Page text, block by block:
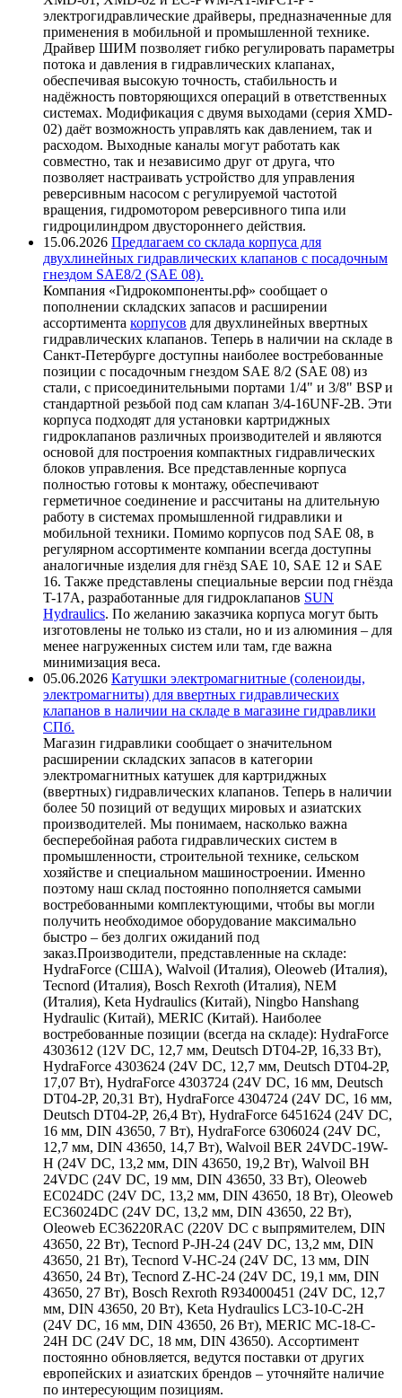
электрогидравлические драйверы, предназначенные для
применения в мобильной и промышленной технике.
Драйвер ШИМ позволяет гибко регулировать параметры
потока и давления в гидравлических клапанах,
обеспечивая высокую точность, стабильность и
надёжность повторяющихся операций в ответственных
системах. Модификация с двумя выходами (серия XMD-
02) даёт возможность управлять как давлением, так и
расходом. Выходные каналы могут работать как
совместно, так и независимо друг от друга, что
позволяет настраивать устройство для управления
реверсивным насосом с регулируемой частотой
вращения, гидромотором реверсивного типа или
гидроцилиндром двустороннего действия.
15.06.2026 Предлагаем со склада корпуса для
двухлинейных гидравлических клапанов с посадочным
гнездом SAE8/2 (SAE 08).
Компания «Гидрокомпоненты.рф» сообщает о
пополнении складских запасов и расширении
ассортимента корпусов для двухлинейных ввертных
гидравлических клапанов. Теперь в наличии на складе в
Санкт-Петербурге доступны наиболее востребованные
позиции с посадочным гнездом SAE 8/2 (SAE 08) из
стали, с присоединительными портами 1/4" и 3/8" BSP и
стандартной резьбой под сам клапан 3/4-16UNF-2B. Эти
корпуса подходят для установки картриджных
гидроклапанов различных производителей и являются
основой для построения компактных гидравлических
блоков управления. Все представленные корпуса
полностью готовы к монтажу, обеспечивают
герметичное соединение и рассчитаны на длительную
работу в системах промышленной гидравлики и
мобильной техники. Помимо корпусов под SAE 08, в
регулярном ассортименте компании всегда доступны
аналогичные изделия для гнёзд SAE 10, SAE 12 и SAE
16. Также представлены специальные версии под гнёзда
T-17A, разработанные для гидроклапанов SUN
Hydraulics. По желанию заказчика корпуса могут быть
изготовлены не только из стали, но и из алюминия – для
менее нагруженных систем или там, где важна
минимизация веса.
05.06.2026 Катушки электромагнитные (соленоиды,
электромагниты) для ввертных гидравлических
клапанов в наличии на складе в магазине гидравлики
СПб.
Магазин гидравлики сообщает о значительном
расширении складских запасов в категории
электромагнитных катушек для картриджных
(ввертных) гидравлических клапанов. Теперь в наличии
более 50 позиций от ведущих мировых и азиатских
производителей. Мы понимаем, насколько важна
бесперебойная работа гидравлических систем в
промышленности, строительной технике, сельском
хозяйстве и специальном машиностроении. Именно
поэтому наш склад постоянно пополняется самыми
востребованными комплектующими, чтобы вы могли
получить необходимое оборудование максимально
быстро – без долгих ожиданий под
заказ.Производители, представленные на складе:
HydraForce (США), Walvoil (Италия), Oleoweb (Италия),
Tecnord (Италия), Bosch Rexroth (Италия), NEM
(Италия), Keta Hydraulics (Китай), Ningbo Hanshang
Hydraulic (Китай), MERIC (Китай). Наиболее
востребованные позиции (всегда на складе): HydraForce
4303612 (12V DC, 12,7 мм, Deutsch DT04-2P, 16,33 Вт),
HydraForce 4303624 (24V DC, 12,7 мм, Deutsch DT04-2P,
17,07 Вт), HydraForce 4303724 (24V DC, 16 мм, Deutsch
DT04-2P, 20,31 Вт), HydraForce 4304724 (24V DC, 16 мм,
Deutsch DT04-2P, 26,4 Вт), HydraForce 6451624 (24V DC,
16 мм, DIN 43650, 7 Вт), HydraForce 6306024 (24V DC,
12,7 мм, DIN 43650, 14,7 Вт), Walvoil BER 24VDC-19W-
H (24V DC, 13,2 мм, DIN 43650, 19,2 Вт), Walvoil BH
24VDC (24V DC, 19 мм, DIN 43650, 33 Вт), Oleoweb
EC024DC (24V DC, 13,2 мм, DIN 43650, 18 Вт), Oleoweb
EC36024DC (24V DC, 13,2 мм, DIN 43650, 22 Вт),
Oleoweb EC36220RAC (220V DC с выпрямителем, DIN
43650, 22 Вт), Tecnord P-JH-24 (24V DC, 13,2 мм, DIN
43650, 21 Вт), Tecnord V-HC-24 (24V DC, 13 мм, DIN
43650, 24 Вт), Tecnord Z-HC-24 (24V DC, 19,1 мм, DIN
43650, 27 Вт), Bosch Rexroth R934000451 (24V DC, 12,7
мм, DIN 43650, 20 Вт), Keta Hydraulics LC3-10-C-2H
(24V DC, 16 мм, DIN 43650, 26 Вт), MERIC MC-18-C-
24H DC (24V DC, 18 мм, DIN 43650). Ассортимент
постоянно обновляется, ведутся поставки от других
европейских и азиатских брендов – уточняйте наличие
по интересующим позициям.